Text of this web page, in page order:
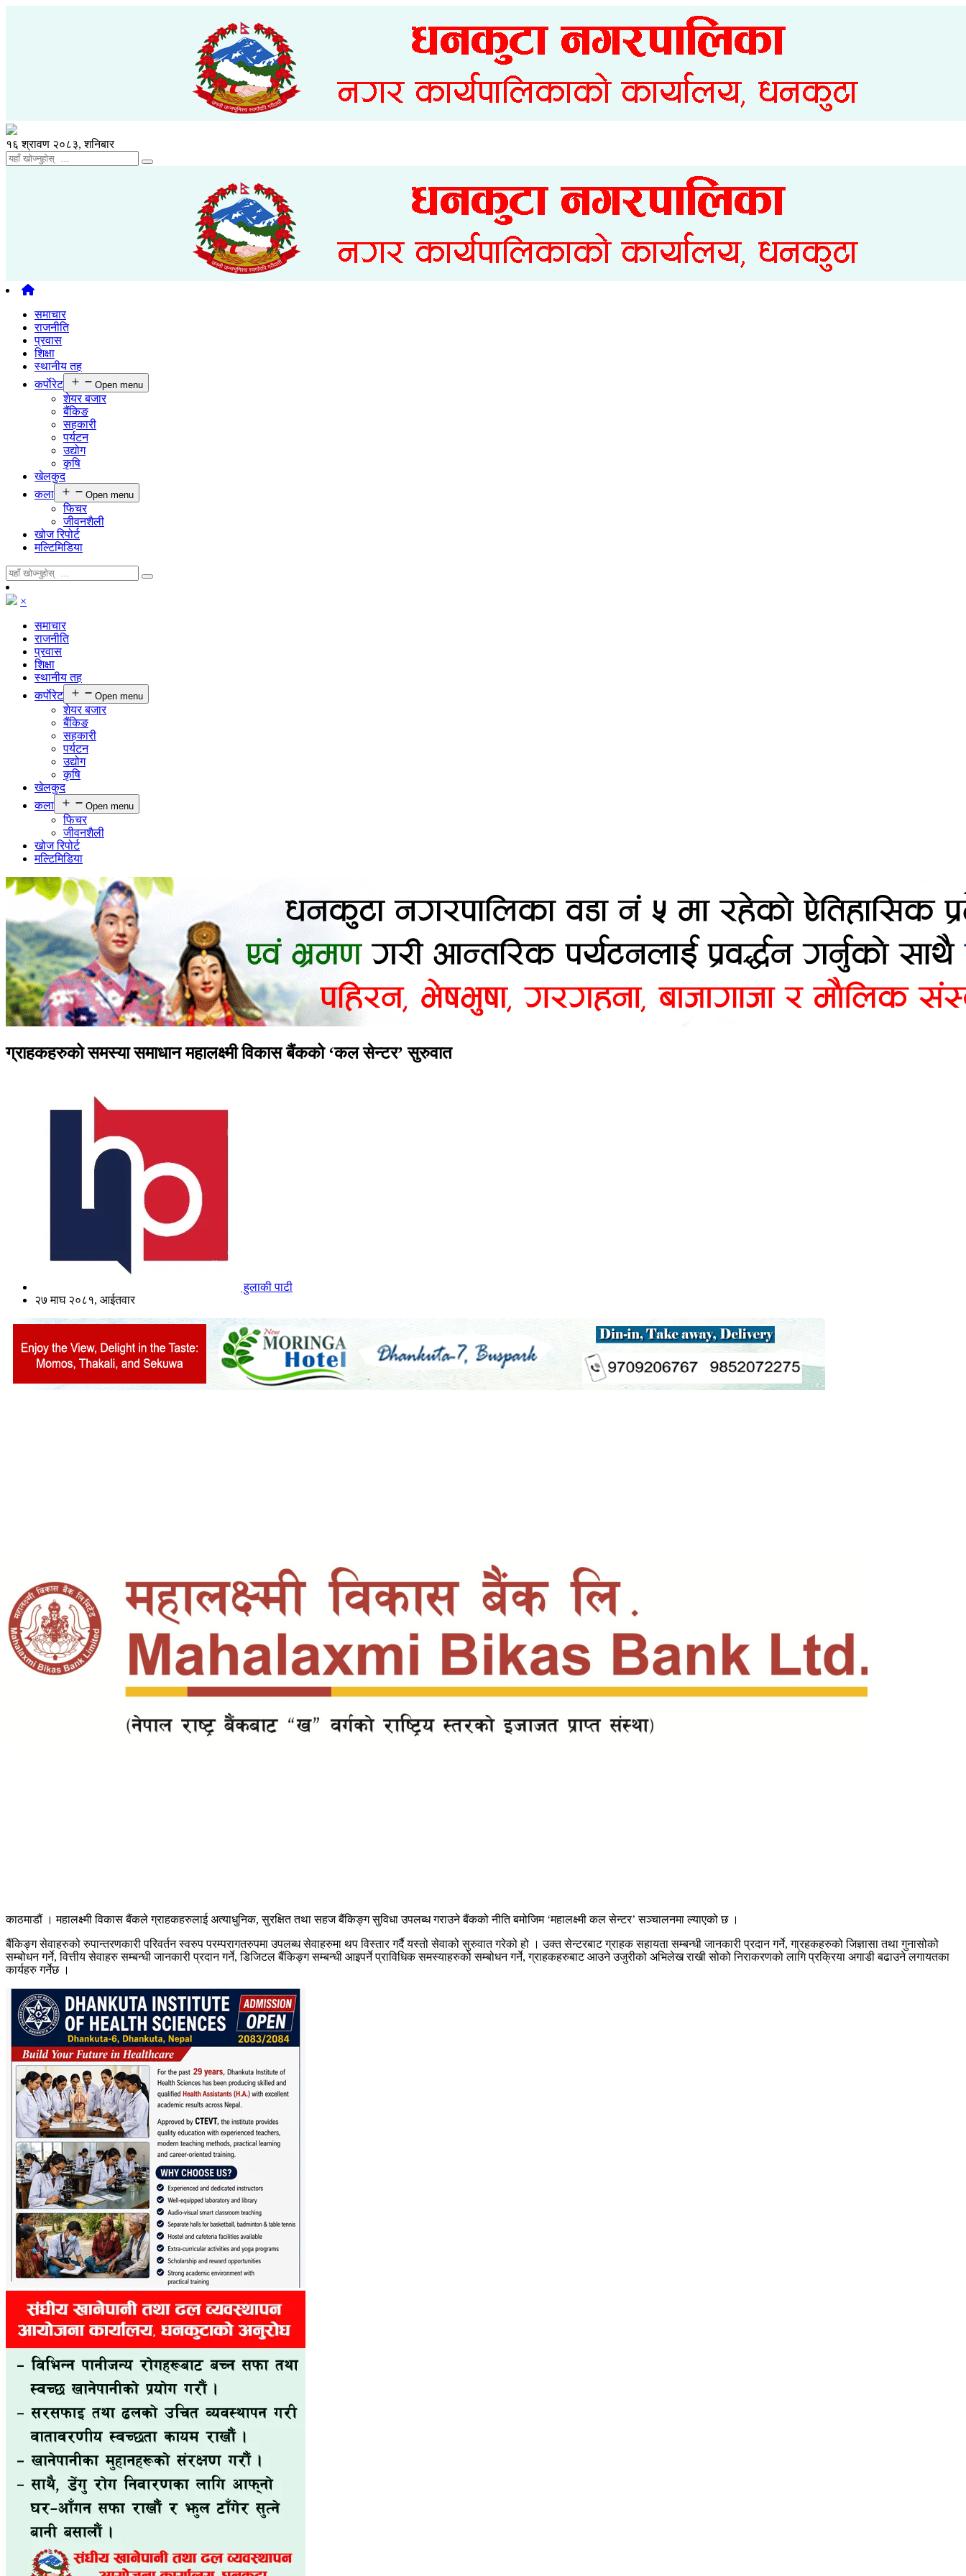
१६ श्रावण २०८३, शनिबार
समाचार
राजनीति
प्रवास
शिक्षा
स्थानीय तह
कर्पाेरेट
Open menu
शेयर बजार
बैंकिङ
सहकारी
पर्यटन
उद्योग
कृषि
खेलकुद
कला
Open menu
फिचर
जीवनशैली
खोज रिपोर्ट
मल्टिमिडिया
×
समाचार
राजनीति
प्रवास
शिक्षा
स्थानीय तह
कर्पाेरेट
Open menu
शेयर बजार
बैंकिङ
सहकारी
पर्यटन
उद्योग
कृषि
खेलकुद
कला
Open menu
फिचर
जीवनशैली
खोज रिपोर्ट
मल्टिमिडिया
ग्राहकहरुको समस्या समाधान महालक्ष्मी विकास बैंकको ‘कल सेन्टर’ सुरुवात
हुलाकी पाटी
२७ माघ २०८१, आईतवार
काठमाडौं । महालक्ष्मी विकास बैंकले ग्राहकहरुलाई अत्याधुनिक, सुरक्षित तथा सहज बैंकिङ्ग सुविधा उपलब्ध गराउने बैंकको नीति बमोजिम ‘महालक्ष्मी कल सेन्टर’ सञ्चालनमा ल्याएको छ ।
बैंकिङ्ग सेवाहरुको रुपान्तरणकारी परिवर्तन स्वरुप परम्परागतरुपमा उपलब्ध सेवाहरुमा थप विस्तार गर्दै यस्तो सेवाको सुरुवात गरेको हो । उक्त सेन्टरबाट ग्राहक सहायता सम्बन्धी जानकारी प्रदान गर्ने, गा्रहकहरुको जिज्ञासा तथा गुनासोको
सम्बोधन गर्ने, वित्तीय सेवाहरु सम्बन्धी जानकारी प्रदान गर्ने, डिजिटल बैंकिङ्ग सम्बन्धी आइपर्ने प्राविधिक समस्याहरुको सम्बोधन गर्ने, ग्राहकहरुबाट आउने उजुरीको अभिलेख राखी सोको निराकरणको लागि प्रक्रिया अगाडी बढाउने लगायतका
कार्यहरु गर्नेछ ।